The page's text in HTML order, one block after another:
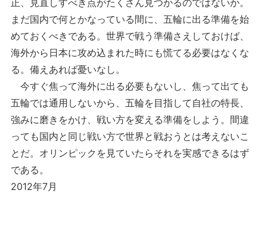
正、見直しすべき点がたくさん見つかるのではないか。
まだ国内で何とかなっている間に、五輪に出る準備を始
めておくべきである。世界で戦う準備さえしておけば、
海外から日本に攻め込まれた時にも慌てる必要はなくな
る。備えあれば憂いなし。
今すぐ焦って海外に出る必要もないし、焦って出ても
五輪では通用しないから、五輪を目指して自社の特長、
強みに磨きをかけ、戦い方を変える準備をしよう。間違
っても国内と同じ戦い方で世界と戦おうとは考えないこ
とだ。オリンピックを見ていたらそれを実感できるはず
である。
2012年7月